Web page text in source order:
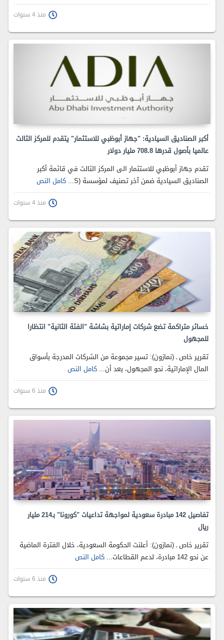
منذ 4 سنوات
أكبر الصناديق السيادية: "جهاز أبوظبي للاستثمار" يتقدم للمركز الثالث
عالميا بأصول قدرها 708.8 مليار دولار
تقدم جهاز أبوظبي للاستثمار الى المركز الثالث في قائمة أكبر
الصناديق السيادية ضمن آخر تصنيف لمؤسسة (S...
كامل النص
منذ 4 سنوات
خسائر متراكمة تضع شركات إماراتية بشاشة "الفئة الثانية" انتظارا
للمجهول
تقرير خاص ـ (نمازون): تسير مجموعة من الشركات المدرجة بأسواق
المال الإماراتية، نحو المجهول، بعد أن...كامل النص
منذ 6 سنوات
تفاصيل 142 مبادرة سعودية لمواجهة تداعيات "كورونا" بـ214 مليار
ريال
تقرير خاص ـ (نمازون): أعلنت الحكومة السعودية، خلال الفترة الماضية
عن نحو 142 مبادرة، لدعم القطاعات...
كامل النص
منذ 6 سنوات